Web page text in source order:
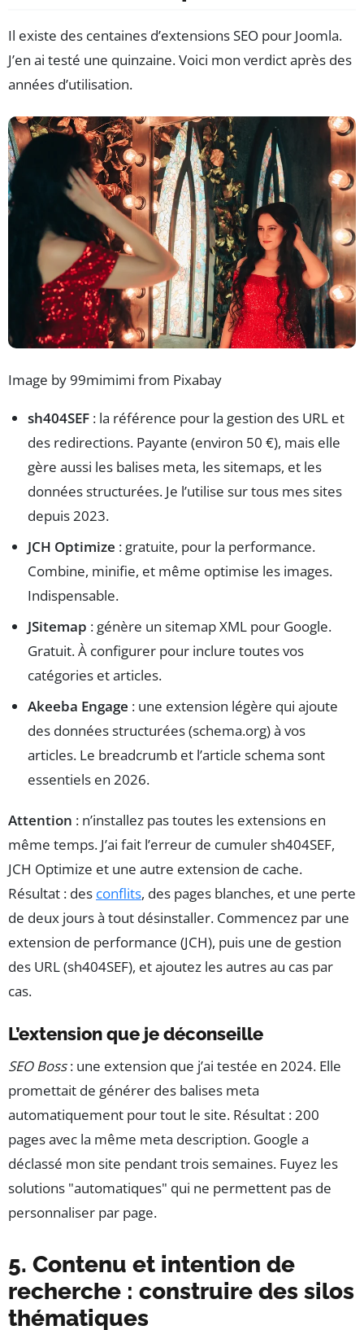
Il existe des centaines d’extensions SEO pour Joomla.
J’en ai testé une quinzaine. Voici mon verdict après des
années d’utilisation.
Image by 99mimimi from Pixabay
sh404SEF : la référence pour la gestion des URL et
des redirections. Payante (environ 50 €), mais elle
gère aussi les balises meta, les sitemaps, et les
données structurées. Je l’utilise sur tous mes sites
depuis 2023.
JCH Optimize : gratuite, pour la performance.
Combine, minifie, et même optimise les images.
Indispensable.
JSitemap : génère un sitemap XML pour Google.
Gratuit. À configurer pour inclure toutes vos
catégories et articles.
Akeeba Engage : une extension légère qui ajoute
des données structurées (schema.org) à vos
articles. Le breadcrumb et l’article schema sont
essentiels en 2026.
Attention : n’installez pas toutes les extensions en
même temps. J’ai fait l’erreur de cumuler sh404SEF,
JCH Optimize et une autre extension de cache.
Résultat : des conflits, des pages blanches, et une perte
de deux jours à tout désinstaller. Commencez par une
extension de performance (JCH), puis une de gestion
des URL (sh404SEF), et ajoutez les autres au cas par
cas.
L’extension que je déconseille
SEO Boss: une extension que j’ai testée en 2024. Elle
promettait de générer des balises meta
automatiquement pour tout le site. Résultat : 200
pages avec la même meta description. Google a
déclassé mon site pendant trois semaines. Fuyez les
solutions "automatiques" qui ne permettent pas de
personnaliser par page.
5. Contenu et intention de
recherche : construire des silos
thématiques